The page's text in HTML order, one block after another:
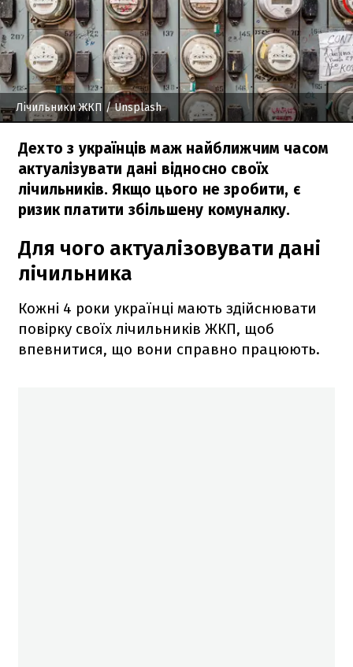
Лічильники ЖКП / Unsplash
Дехто з українців маж найближчим часом
актуалізувати дані відносно своїх
лічильників. Якщо цього не зробити, є
ризик платити збільшену комуналку.
Для чого актуалізовувати дані
лічильника
Кожні 4 роки українці мають здійснювати
повірку своїх лічильників ЖКП, щоб
впевнитися, що вони справно працюють.